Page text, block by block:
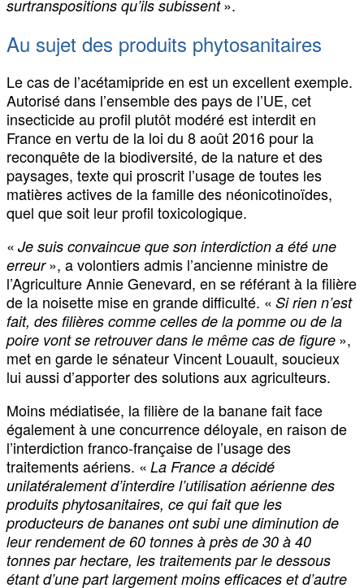
surtranspositions qu’ils subissent».
Au sujet des produits phytosanitaires
Le cas de l’acétamipride en est un excellent exemple.
Autorisé dans l’ensemble des pays de l’UE, cet
insecticide au profil plutôt modéré est interdit en
France en vertu de la loi du 8 août 2016 pour la
reconquête de la biodiversité, de la nature et des
paysages, texte qui proscrit l’usage de toutes les
matières actives de la famille des néonicotinoïdes,
quel que soit leur profil toxicologique.
« Je suis convaincue que son interdiction a été une
erreur», a volontiers admis l’ancienne ministre de
l’Agriculture Annie Genevard, en se référant à la filière
de la noisette mise en grande difficulté. « Si rien n’est
fait, des filières comme celles de la pomme ou de la
poire vont se retrouver dans le même cas de figure »,
met en garde le sénateur Vincent Louault, soucieux
lui aussi d’apporter des solutions aux agriculteurs.
Moins médiatisée, la filière de la banane fait face
également à une concurrence déloyale, en raison de
l’interdiction franco-française de l’usage des
traitements aériens. « La France a décidé
unilatéralement d’interdire l’utilisation aérienne des
produits phytosanitaires, ce qui fait que les
producteurs de bananes ont subi une diminution de
leur rendement de 60 tonnes à près de 30 à 40
tonnes par hectare, les traitements par le dessous
étant d’une part largement moins efficaces et d’autre